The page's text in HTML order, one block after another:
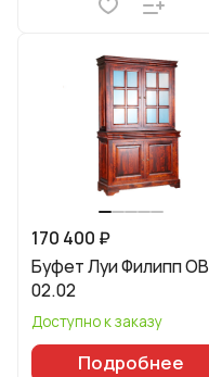
170 400 ₽
Буфет Луи Филипп ОВ
02.02
Доступно к заказу
Подробнее